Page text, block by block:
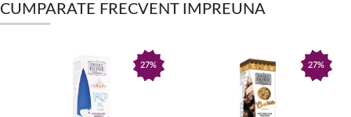
CUMPARATE FRECVENT IMPREUNA
27% 27%